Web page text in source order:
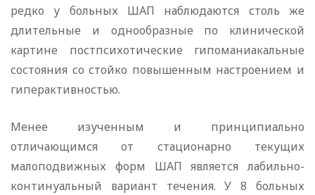
редко у больных ШАП наблюдаются столь же
длительные и однообразные по клинической
картине постпсихотические гипоманиакальные
состояния со стойко повышенным настроением и
гиперактивностью.
Менее изученным и принципиально
отличающимся от стационарно текущих
малоподвижных форм ШАП является лабильно-
континуальный вариант течения. У 8 больных